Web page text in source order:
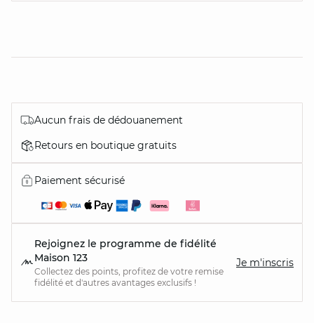
Aucun frais de dédouanement
Retours en boutique gratuits
Paiement sécurisé
Rejoignez le programme de fidélité
Maison 123
Collectez des points, profitez de votre remise
fidélité et d'autres avantages exclusifs !
Je m'inscris